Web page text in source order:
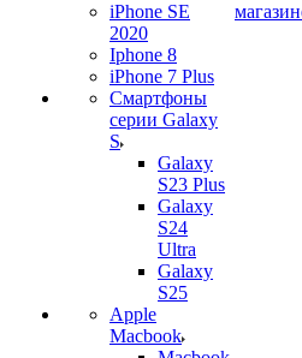
iPhone SE
2020
Iphone 8
iPhone 7 Plus
Смартфоны
серии Galaxy
S
Galaxy
S23 Plus
Galaxy
S24
Ultra
Galaxy
S25
Apple
Macbook